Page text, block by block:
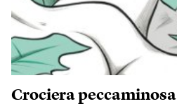
Crociera peccaminosa